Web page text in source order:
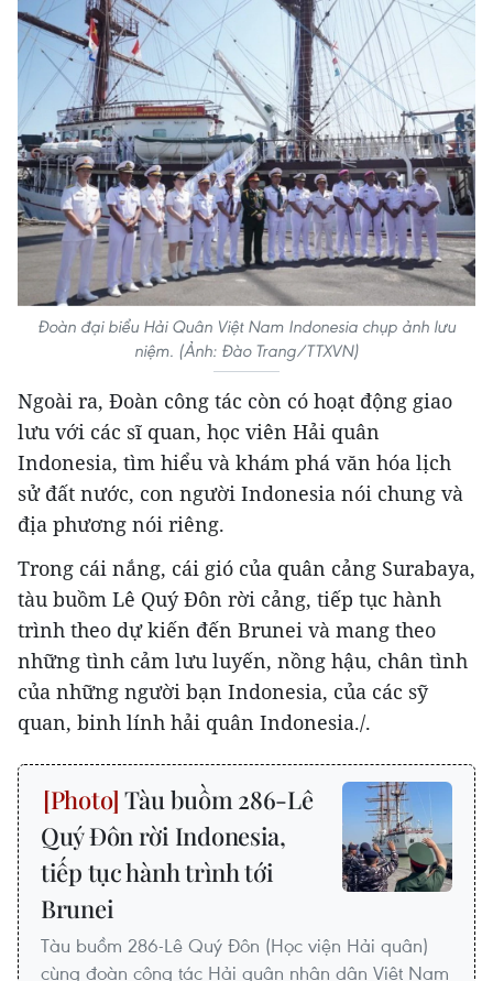
Đoàn đại biểu Hải Quân Việt Nam Indonesia chụp ảnh lưu
niệm. (Ảnh: Đào Trang/TTXVN)
Ngoài ra, Đoàn công tác còn có hoạt động giao
lưu với các sĩ quan, học viên Hải quân
Indonesia, tìm hiểu và khám phá văn hóa lịch
sử đất nước, con người Indonesia nói chung và
địa phương nói riêng.
Trong cái nắng, cái gió của quân cảng Surabaya,
tàu buồm Lê Quý Đôn rời cảng, tiếp tục hành
trình theo dự kiến đến Brunei và mang theo
những tình cảm lưu luyến, nồng hậu, chân tình
của những người bạn Indonesia, của các sỹ
quan, binh lính hải quân Indonesia./.
Tàu buồm 286-Lê
Quý Đôn rời Indonesia,
tiếp tục hành trình tới
Brunei
Tàu buồm 286-Lê Quý Đôn (Học viện Hải quân)
cùng đoàn công tác Hải quân nhân dân Việt Nam